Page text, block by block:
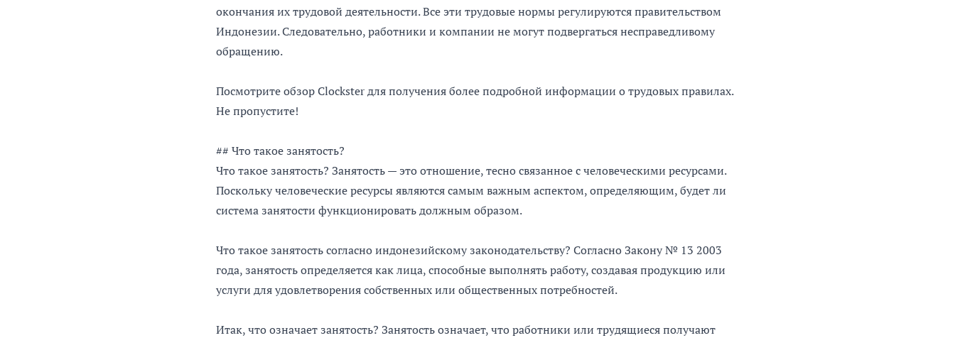
окончания их трудовой деятельности. Все эти трудовые нормы регулируются правительством
Индонезии. Следовательно, работники и компании не могут подвергаться несправедливому
обращению.
Посмотрите обзор Clockster для получения более подробной информации о трудовых правилах.
Не пропустите!
## Что такое занятость?
Что такое занятость? Занятость — это отношение, тесно связанное с человеческими ресурсами.
Поскольку человеческие ресурсы являются самым важным аспектом, определяющим, будет ли
система занятости функционировать должным образом.
Что такое занятость согласно индонезийскому законодательству? Согласно Закону № 13 2003
года, занятость определяется как лица, способные выполнять работу, создавая продукцию или
услуги для удовлетворения собственных или общественных потребностей.
Итак, что означает занятость? Занятость означает, что работники или трудящиеся получают